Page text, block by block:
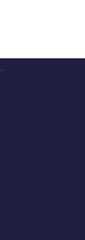
Moms på renovationsgebyrer